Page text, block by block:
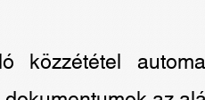
közzététel